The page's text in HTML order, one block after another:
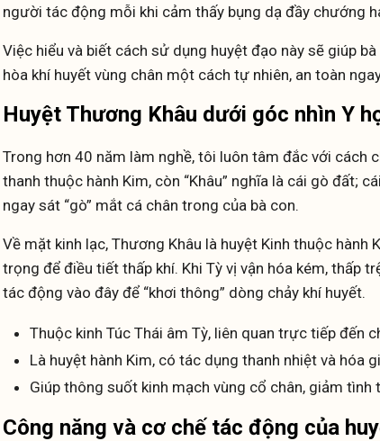
người tác động mỗi khi cảm thấy bụng dạ đầy chướng
Việc hiểu và biết cách sử dụng huyệt đạo này sẽ giúp
hòa khí huyết vùng chân một cách tự nhiên, an toàn
Huyệt Thương Khâu dưới góc nhìn Y
Trong hơn 40 năm làm nghề, tôi luôn tâm đắc với cách
thanh thuộc hành Kim, còn “Khâu” nghĩa là cái gò đất;
ngay sát “gò” mắt cá chân trong của bà con.
Về mặt kinh lạc, Thương Khâu là huyệt Kinh thuộc
trọng để điều tiết thấp khí. Khi Tỳ vị vận hóa kém, thấp
tác động vào đây để “khơi thông” dòng chảy khí huyết.
Thuộc kinh Túc Thái âm Tỳ, liên quan trực tiếp đến
Là huyệt hành Kim, có tác dụng thanh nhiệt và hóa
Giúp thông suốt kinh mạch vùng cổ chân, giảm
Công năng và cơ chế tác động của